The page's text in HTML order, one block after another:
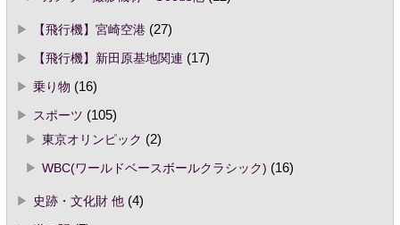
【飛行機】宮崎空港(27)
【飛行機】新田原基地関連 (17)
乗り物 (16)
スポーツ (105)
東京オリンピック (2)
WBC(ワールドベースボールクラシック) (16)
史跡・文化財 他(4)